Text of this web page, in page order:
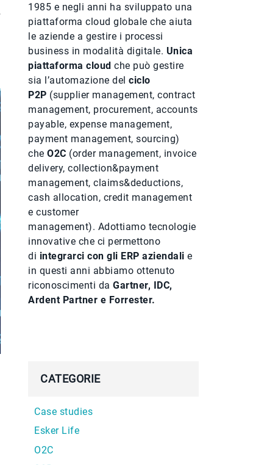
1985 e negli anni ha sviluppato una
piattaforma cloud globale che aiuta
le aziende a gestire i processi
business in modalità digitale. Unica
piattaforma cloud che può gestire
sia l’automazione del ciclo
P2P (supplier management, contract
management, procurement, accounts
payable, expense management,
payment management, sourcing)
che O2C (order management, invoice
delivery, collection&payment
management, claims&deductions,
cash allocation, credit management
e customer
management). Adottiamo tecnologie
innovative che ci permettono
di integrarci con gli ERP aziendali e
in questi anni abbiamo ottenuto
riconoscimenti da Gartner, IDC,
Ardent Partner e Forrester.
CATEGORIE
Case studies
Esker Life
O2C